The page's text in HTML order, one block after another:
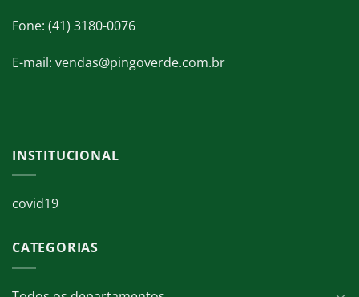
Fone: (41) 3180-0076
E-mail: vendas@pingoverde.com.br
INSTITUCIONAL
covid19
CATEGORIAS